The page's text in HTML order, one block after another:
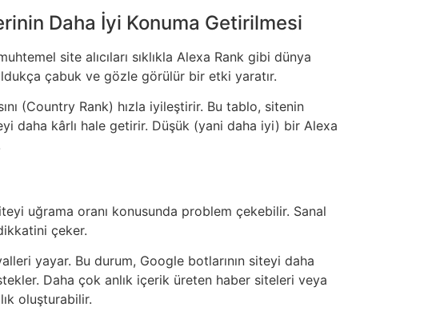
Daha İyi Konuma Getirilmesi
site alıcıları sıklıkla Alexa Rank gibi dünya
çabuk ve gözle görülür bir etki yaratır.
(Country Rank) hızla iyileştirir. Bu tablo, sitenin
daha kârlı hale getirir. Düşük (yani daha iyi) bir Alexa
uğrama oranı konusunda problem çekebilir. Sanal
çeker.
yayar. Bu durum, Google botlarının siteyi daha
Daha çok anlık içerik üreten haber siteleri veya
oluşturabilir.